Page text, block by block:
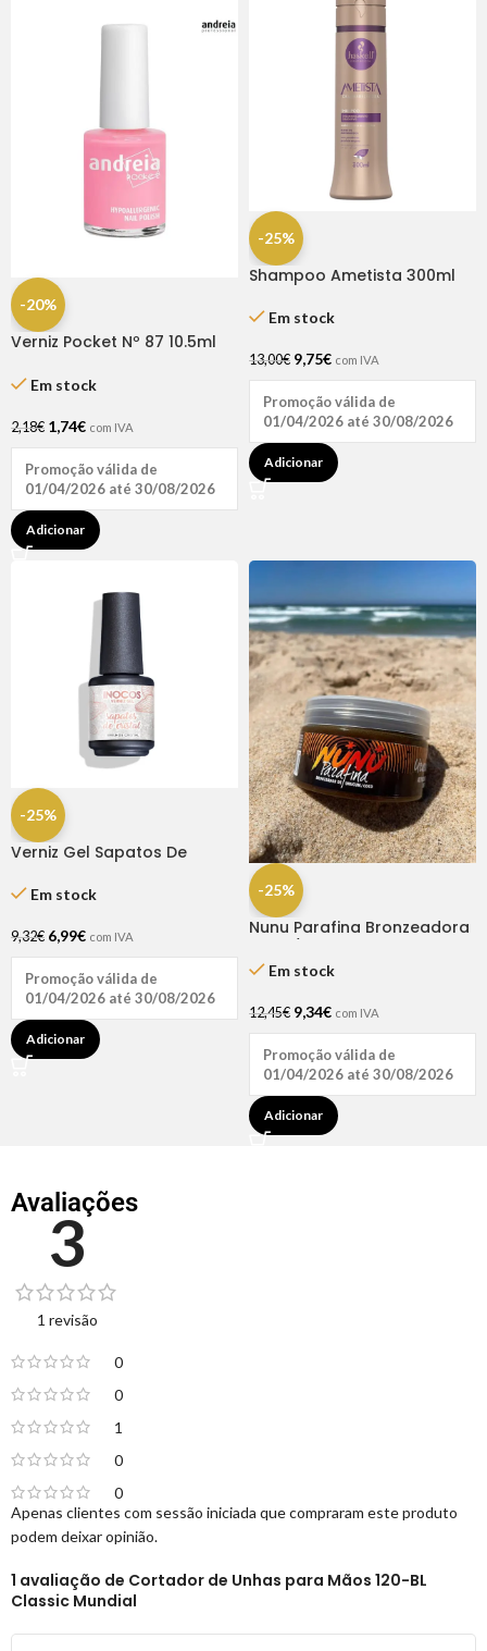
-20%
Verniz Pocket Nº 87 10.5ml
Em stock
2,18€ 1,74€ com IVA
Promoção válida de
01/04/2026 até 30/08/2026
Adicionar
-25%
Shampoo Ametista 300ml
Em stock
13,00€ 9,75€ com IVA
Promoção válida de
01/04/2026 até 30/08/2026
Adicionar
-25%
Verniz Gel Sapatos De
Em stock
9,32€ 6,99€ com IVA
Promoção válida de
01/04/2026 até 30/08/2026
Adicionar
-25%
Nunu Parafina Bronzeadora
Em stock
12,45€ 9,34€ com IVA
Promoção válida de
01/04/2026 até 30/08/2026
Adicionar
Avaliações
3
1 revisão
0
0
1
0
0
1 avaliação de Cortador de Unhas para Mãos 120-BL
Classic Mundial
Apenas clientes com sessão iniciada que compraram este produto
podem deixar opinião.